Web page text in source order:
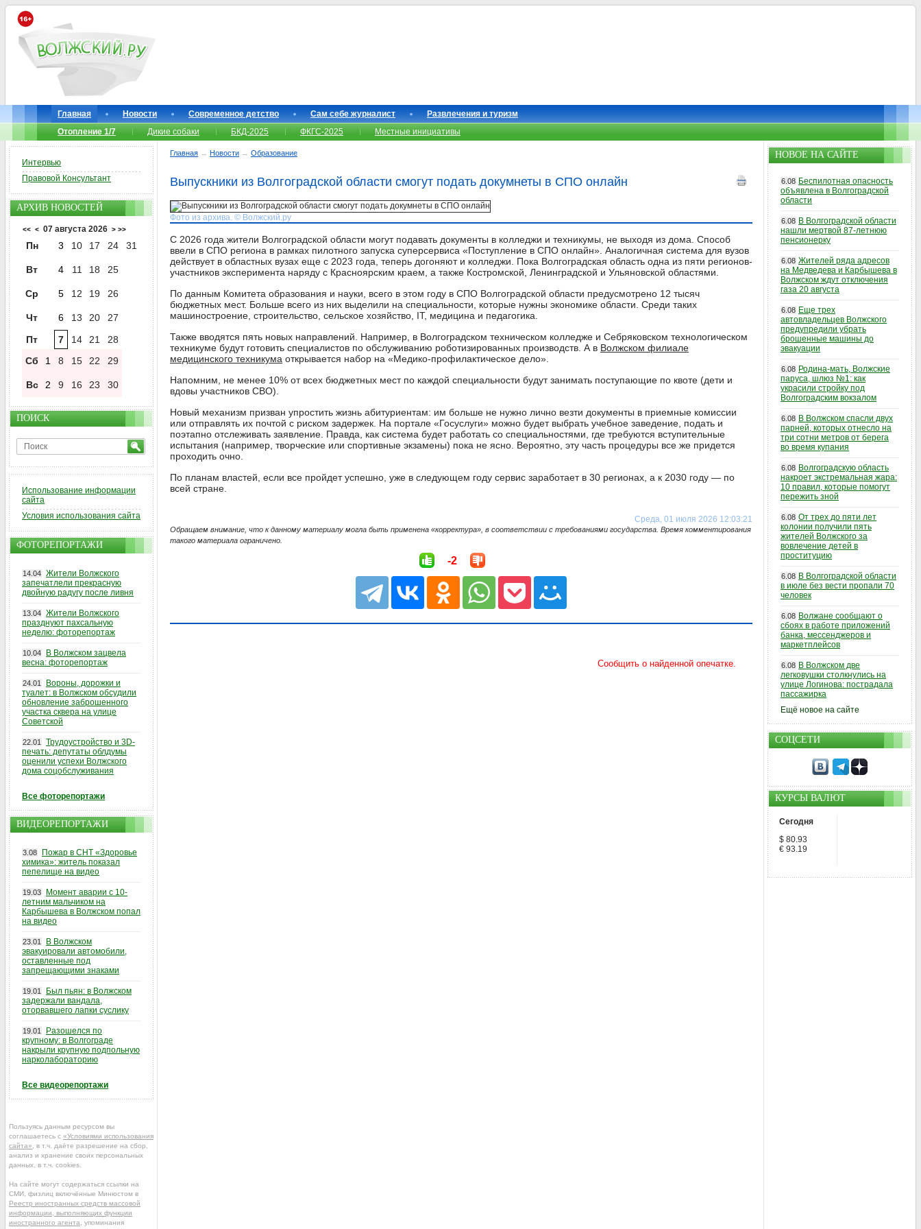
Главная Новости Современное детство Сам себе журналист
Развлечения и туризм
Отопление 1/7
Дикие собаки БКД-2025 ФКГС-2025 Местные инициативы
Главная → Новости → Образование
Выпускники из Волгоградской области смогут подать докумнеты в СПО онлайн
Фото из архива. © Волжский.ру
С 2026 года жители Волгоградской области могут подавать документы в колледжи и техникумы, не выходя из дома. Способ
ввели в СПО региона в рамках пилотного запуска суперсервиса «Поступление в СПО онлайн». Аналогичная система для вузов
действует в областных вузах еще с 2023 года, теперь догоняют и колледжи. Пока Волгоградская область одна из пяти регионов-
участников эксперимента наряду с Красноярским краем, а также Костромской, Ленинградской и Ульяновской областями.
По данным Комитета образования и науки, всего в этом году в СПО Волгоградской области предусмотрено 12 тысяч
бюджетных мест. Больше всего из них выделили на специальности, которые нужны экономике области. Среди таких
машиностроение, строительство, сельское хозяйство, IT, медицина и педагогика.
Также вводятся пять новых направлений. Например, в Волгоградском техническом колледже и Себряковском технологическом
техникуме будут готовить специалистов по обслуживанию роботизированных производств. А в Волжском филиале
медицинского техникума открывается набор на «Медико-профилактическое дело».
Напомним, не менее 10% от всех бюджетных мест по каждой специальности будут занимать поступающие по квоте (дети и
вдовы участников СВО).
Новый механизм призван упростить жизнь абитуриентам: им больше не нужно лично везти документы в приемные комиссии
или отправлять их почтой с риском задержек. На портале «Госуслуги» можно будет выбрать учебное заведение, подать и
поэтапно отслеживать заявление. Правда, как система будет работать со специальностями, где требуются вступительные
испытания (например, творческие или спортивные экзамены) пока не ясно. Вероятно, эту часть процедуры все же придется
проходить очно.
По планам властей, если все пройдет успешно, уже в следующем году сервис заработает в 30 регионах, а к 2030 году — по
всей стране.
Среда, 01 июля 2026 12:03:21
Обращаем внимание, что к данному материалу могла быть применена «корректура», в соответствии с требованиями государства. Время комментирования
такого материала ограничено.
-2
Интервью
Правовой Консультант
АРХИВ НОВОСТЕЙ
<< < 07 августа 2026 > >>
Пн 3 10 17 24 31
Вт 4 11 18 25
Ср 5 12 19 26
Чт 6 13 20
27
Пт
7 14 21
28
Сб
1 8 15 22 29
Вс 2 9 16 23 30
ПОИСК
Использование информации
сайта
Условия использования сайта
ФОТОРЕПОРТАЖИ
14.04 Жители Волжского
запечатлели прекрасную
двойную радугу после ливня
13.04 Жители Волжского
празднуют пахсальную
неделю: фоторепортаж
10.04
В Волжском зацвела
весна: фоторепортаж
24.01
Вороны, дорожки и
туалет: в Волжском обсудили
обновление заброшенного
участка сквера на улице
Советской
22.01
Трудоустройство и 3D-
печать: депутаты облдумы
оценили успехи Волжского
дома соцобслуживания
Все фоторепортажи
ВИДЕОРЕПОРТАЖИ
3.08
Пожар в СНТ «Здоровье
химика»: житель показал
пепелище на видео
19.03
Момент аварии с 10-
летним мальчиком на
Карбышева в Волжском попал
на видео
23.01
В Волжском
эвакуировали автомобили,
оставленные под
запрещающими знаками
19.01
Был пьян: в Волжском
задержали вандала,
оторвавшего лапки суслику
19.01
Разошелся по
крупному: в Волгограде
накрыли крупную подпольную
нарколабораторию
Все видеорепортажи
Пользуясь данным ресурсом вы
соглашаетесь с «Условиями использования
сайта» , в т.ч. даёте разрешение на сбор,
анализ и хранение своих персональных
данных, в т.ч. cookies.
На сайте могут содержаться ссылки на
СМИ, физлиц включённые Минюстом в
Реестр иностранных средств массовой
информации, выполняющих функции
иностранного агента , упоминания
НОВОЕ НА САЙТЕ
6.08 Беспилотная опасность
объявлена в Волгоградской
области
6.08 В Волгоградской области
нашли мертвой 87-летнюю
пенсионерку
6.08 Жителей ряда адресов
на Медведева и Карбышева в
Волжском ждут отключения
газа 20 августа
6.08 Еще трех
автовладельцев Волжского
предупредили убрать
брошенные машины до
эвакуации
6.08 Родина-мать, Волжские
паруса, шлюз №1: как
украсили стройку под
Волгоградским вокзалом
6.08 В Волжском спасли двух
парней, которых отнесло на
три сотни метров от берега
во время купания
6.08 Волгоградскую область
накроет экстремальная жара:
10 правил, которые помогут
пережить зной
6.08 От трех до пяти лет
колонии получили пять
жителей Волжского за
вовлечение детей в
проституцию
6.08 В Волгоградской области
в июле без вести пропали 70
человек
6.08 Волжане сообщают о
сбоях в работе приложений
банка, мессенджеров и
маркетплейсов
6.08 В Волжском две
легковушки столкнулись на
улице Логинова: пострадала
пассажирка
Ещё новое на сайте
СОЦСЕТИ
КУРСЫ ВАЛЮТ
Сегодня
$ 80.93
€ 93.19